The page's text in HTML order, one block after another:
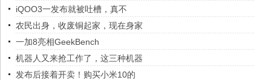
iQOO3一发布就被吐槽，真不
农民出身，收废铜起家，现在身家
​一加8亮相GeekBench
机器人又来抢工作了，这三种机器
发布后接着开卖！购买小米10的